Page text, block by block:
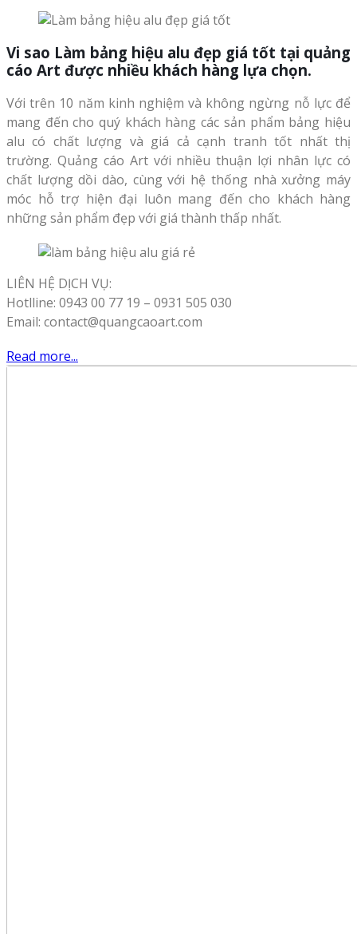
Vi sao Làm bảng hiệu alu đẹp giá tốt tại quảng
cáo Art được nhiều khách hàng lựa chọn.
Với trên 10 năm kinh nghiệm và không ngừng nỗ lực để
mang đến cho quý khách hàng các sản phẩm bảng hiệu
alu có chất lượng và giá cả cạnh tranh tốt nhất thị
trường. Quảng cáo Art với nhiều thuận lợi nhân lực có
chất lượng dồi dào, cùng với hệ thống nhà xưởng máy
móc hỗ trợ hiện đại luôn mang đến cho khách hàng
những sản phẩm đẹp với giá thành thấp nhất.
LIÊN HỆ DỊCH VỤ:
Hotlline: 0943 00 77 19 – 0931 505 030
Email: contact@quangcaoart.com
Read more...